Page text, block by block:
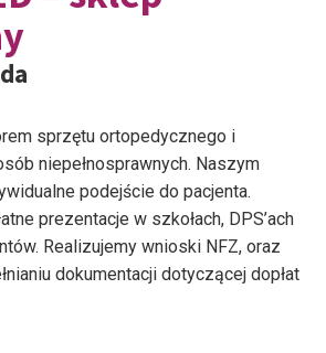
sprzętu ortopedycznego i
niepełnosprawnych. Naszym
podejście do pacjenta.
prezentacje w szkołach, DPS’ach
Realizujemy wnioski NFZ, oraz
dokumentacji dotyczącej dopłat